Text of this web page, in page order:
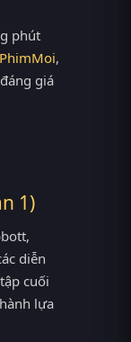
phút
PhimMoi,
giá
1)
diễn
cuối
lựa